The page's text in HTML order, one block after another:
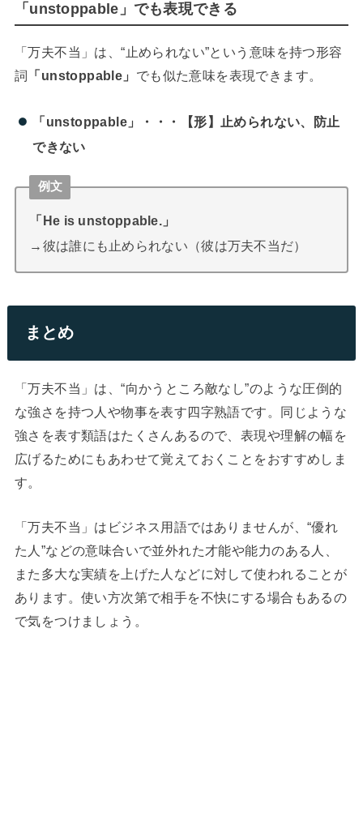
「unstoppable」でも表現できる
「万夫不当」は、“止められない”という意味を持つ形容
詞
「unstoppable」 でも似た意味を表現できます。
「unstoppable」・・・【形】止められない、防止
できない
例文
「He is unstoppable.」
→彼は誰にも止められない（彼は万夫不当だ）
まとめ
「万夫不当」は、“向かうところ敵なし”のような圧倒的
な強さを持つ人や物事を表す四字熟語です。同じような
強さを表す類語はたくさんあるので、表現や理解の幅を
広げるためにもあわせて覚えておくことをおすすめしま
す。
「万夫不当」はビジネス用語ではありませんが、“優れ
た人”などの意味合いで並外れた才能や能力のある人、
また多大な実績を上げた人などに対して使われることが
あります。使い方次第で相手を不快にする場合もあるの
で気をつけましょう。